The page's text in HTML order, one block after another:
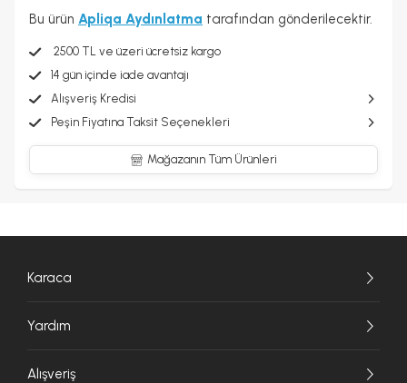
Bu ürün Apliqa Aydınlatma tarafından gönderilecektir.
2500 TL ve üzeri ücretsiz kargo
14 gün içinde iade avantajı
Alışveriş Kredisi
Peşin Fiyatına Taksit Seçenekleri
Mağazanın Tüm Ürünleri
Karaca
Yardım
Alışveriş